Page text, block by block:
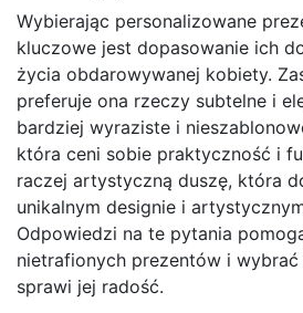
Wybierając personalizowane
kluczowe jest dopasowanie ich
życia obdarowywanej kobiety.
preferuje ona rzeczy subtelne i
bardziej wyraziste i
która ceni sobie praktyczność i
raczej artystyczną duszę, która
unikalnym designie i
Odpowiedzi na te pytania
nietrafionych prezentów i
sprawi jej radość.